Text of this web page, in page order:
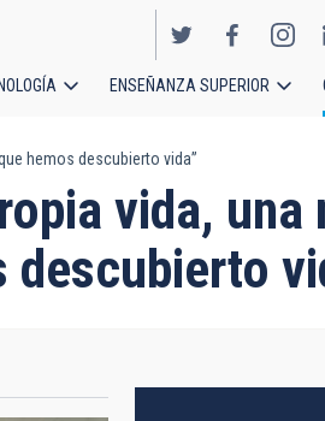
ENSEÑANZA SUPERIOR
hemos descubierto vida”
vida, una